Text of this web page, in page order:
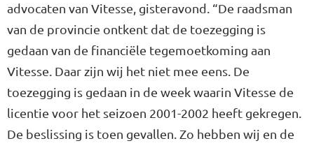
advocaten van Vitesse, gisteravond. “De raadsman
van de provincie ontkent dat de toezegging is
gedaan van de financiële tegemoetkoming aan
Vitesse. Daar zijn wij het niet mee eens. De
toezegging is gedaan in de week waarin Vitesse de
licentie voor het seizoen 2001-2002 heeft gekregen.
De beslissing is toen gevallen. Zo hebben wij en de